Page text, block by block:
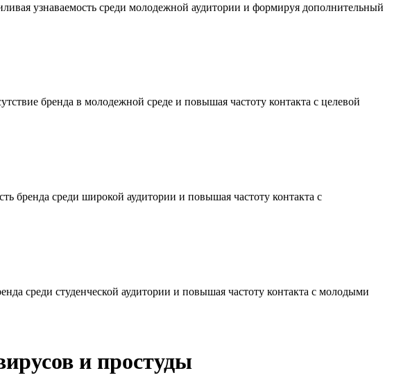
узнаваемость среди молодежной аудитории и формируя дополнительный
бренда в молодежной среде и повышая частоту контакта с целевой
бренда среди широкой аудитории и повышая частоту контакта с
среди студенческой аудитории и повышая частоту контакта с молодыми
и простуды